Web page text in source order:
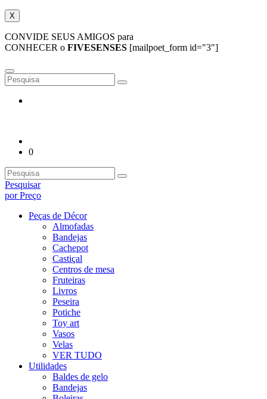
X
CONVIDE SEUS AMIGOS para
CONHECER o FIVESENSES [mailpoet_form id="3"]
0
Pesquisar
por Preço
Peças de Décor
Almofadas
Bandejas
Cachepot
Castiçal
Centros de mesa
Fruteiras
Livros
Peseira
Potiche
Toy art
Vasos
Velas
VER TUDO
Utilidades
Baldes de gelo
Bandejas